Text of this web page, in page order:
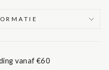
vanaf €60